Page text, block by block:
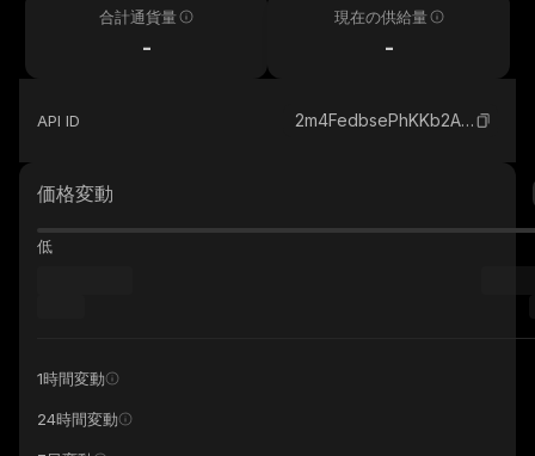
合計通貨量
-
現在の供給量
-
API ID 2m4FedbsePhKKb2AQKTGmvLDvd4QvfzTYbLvoXUkCXFA_solana
価格変動
低
1時間変動
24時間変動